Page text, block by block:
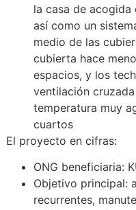
la casa de acogida
así como un
medio de las
cubierta hace
espacios, y los
ventilación
temperatura muy
cuartos
El proyecto en cifras:
ONG beneficiaria:
Objetivo principal:
recurrentes,